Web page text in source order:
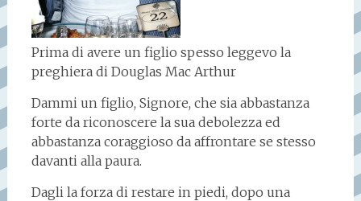
Prima di avere un figlio spesso leggevo la
preghiera di Douglas Mac Arthur
Dammi un figlio, Signore, che sia abbastanza
forte da riconoscere la sua debolezza ed
abbastanza coraggioso da affrontare se stesso
davanti alla paura.
Dagli la forza di restare in piedi, dopo una